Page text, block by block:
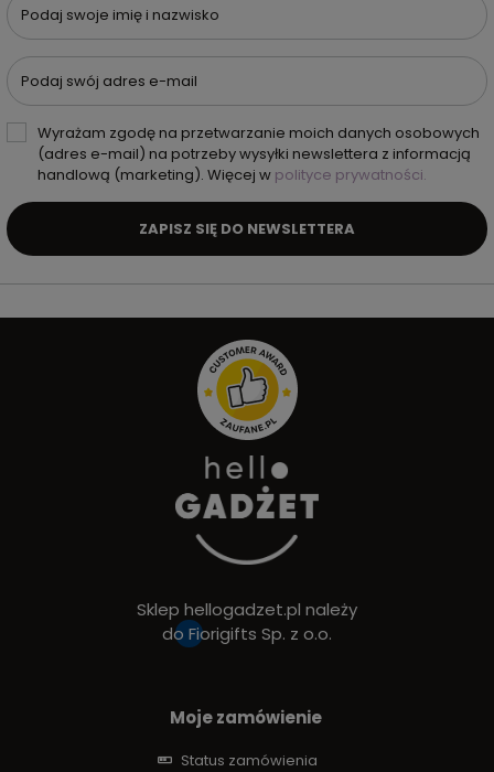
Podaj swoje imię i nazwisko
Podaj swój adres e-mail
Wyrażam zgodę na przetwarzanie moich danych osobowych
(adres e-mail) na potrzeby wysyłki newslettera z informacją
handlową (marketing). Więcej w polityce prywatności.
ZAPISZ SIĘ DO NEWSLETTERA
Sklep hellogadzet.pl należy
do Fiorigifts Sp. z o.o.
Moje zamówienie
Status zamówienia